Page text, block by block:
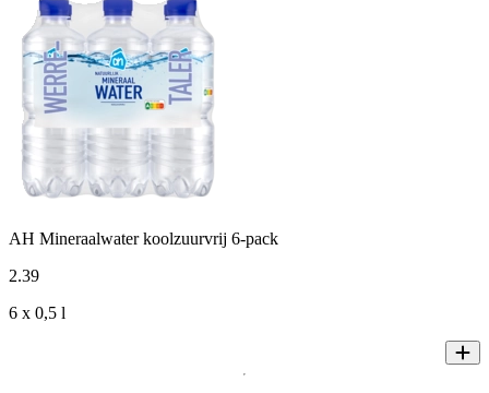
AH Mineraalwater koolzuurvrij 6-pack
2.39
6 x 0,5 l